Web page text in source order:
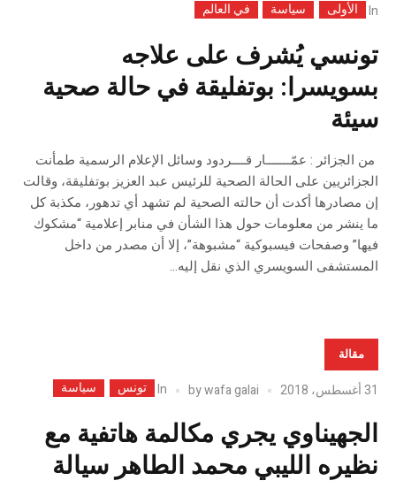
In
الأولى سياسة في العالم
تونسي يُشرف على علاجه
بسويسرا: بوتفليقة في حالة صحية
سيئة
من الجزائر : عمّـــــــار قــــردود وسائل الإعلام الرسمية طمأنت
الجزائريين على الحالة الصحية للرئيس عبد العزيز بوتفليقة، وقالت
إن مصادرها أكدت أن حالته الصحية لم تشهد أي تدهور، مكذبة كل
ما ينشر من معلومات حول هذا الشأن في منابر إعلامية “مشكوك
فيها” وصفحات فيسبوكية “مشبوهة”، إلا أن مصدر من داخل
المستشفى السويسري الذي نقل إليه...
مقالة
31 أغسطس، 2018 bywafa galai
In تونس سياسة
الجهيناوي يجري مكالمة هاتفية مع
نظيره الليبي محمد الطاهر سيالة